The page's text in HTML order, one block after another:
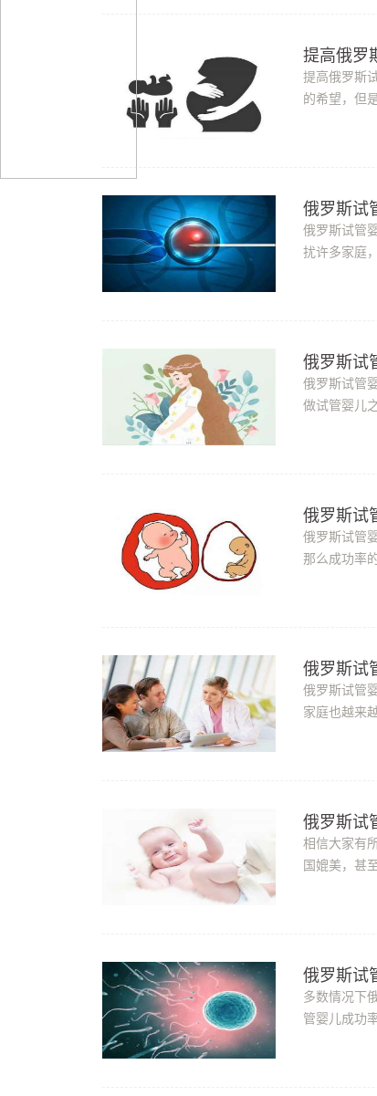
提高俄罗
提高俄罗斯
的希望，但
俄罗斯试
俄罗斯试管
扰许多家庭
俄罗斯试
俄罗斯试管
做试管婴儿
俄罗斯试
俄罗斯试管
那么成功率
俄罗斯试
俄罗斯试管
家庭也越来
俄罗斯试
相信大家有
国媲美，甚
俄罗斯试
多数情况下
管婴儿成功